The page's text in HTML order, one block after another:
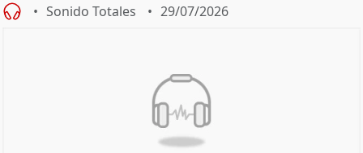
Sonido Totales 29/07/2026